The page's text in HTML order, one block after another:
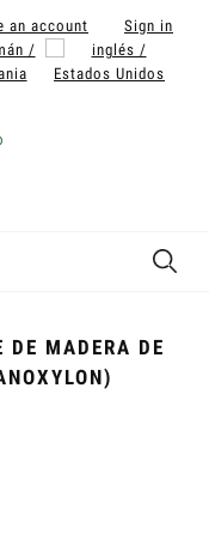
an account Sign in
MADERA DE